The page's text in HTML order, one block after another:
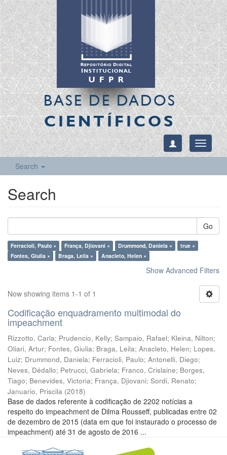
BASE DE DADOS
CIENTÍFICOS
Toggle
Search
Search
Go
Ferracioli, Paulo × França, Djiovani × Drummond, Daniela ×
true ×
Fontes, Giulia ×
Braga, Leila × Anacleto, Helen ×
Show Advanced Filters
Now showing items 1-1 of 1
Codificação enquadramento multimodal do
impeachment
Rizzotto, Carla; Prudencio, Kelly; Sampaio, Rafael; Kleina, Nilton;
Oliari, Artur; Fontes, Giulia; Braga, Leila; Anacleto, Helen; Lopes,
Luiz; Drummond, Daniela; Ferracioli, Paulo; Antonelli, Diego;
Neves, Dédallo; Petrucci, Gabriela; Franco, Crislaine; Borges,
Tiago; Benevides, Victoria; França, Djiovani; Sordi, Renato;
Januario, Priscila (2018)
Base de dados referente à codificação de 2202 notícias a
respeito do impeachment de Dilma Rousseff, publicadas entre 02
de dezembro de 2015 (data em que foi instaurado o processo de
impeachment) até 31 de agosto de 2016 ...